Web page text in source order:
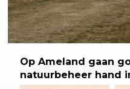
Op Ameland gaan
natuurbeheer hand